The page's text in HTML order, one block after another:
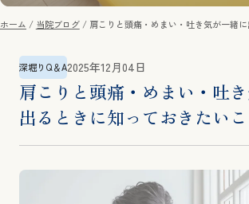
ホーム 当院ブログ 肩こりと頭痛・めまい・吐き気が一緒
こと
深堀りQ＆A2025年12月04日
肩こりと頭痛・めまい・吐
出るときに知っておきたいこ